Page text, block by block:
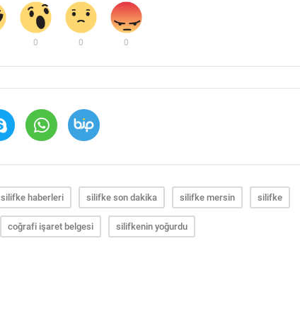
0 0 0
silifke haberleri silifke son dakika silifke mersin silifke
coğrafi işaret belgesi silifkenin yoğurdu